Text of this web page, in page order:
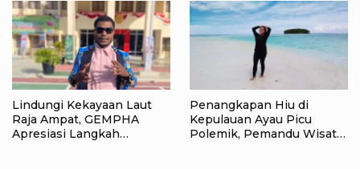
Lindungi Kekayaan Laut
Raja Ampat, GEMPHA
Apresiasi Langkah
Penangkapan Hiu di
Kepulauan Ayau Picu
Polemik, Pemandu Wisata: